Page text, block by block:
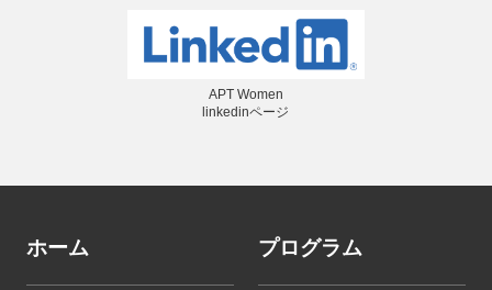
APT Women
linkedinページ
ホーム プログラム